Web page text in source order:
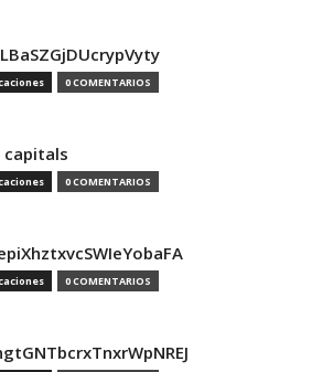
0 COMENTARIOS
capitals
0 COMENTARIOS
0 COMENTARIOS